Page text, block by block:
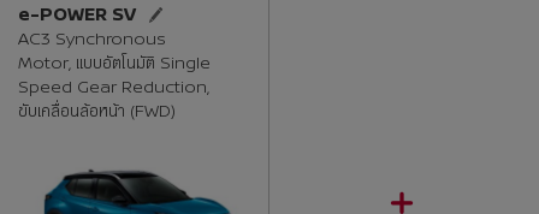
e-POWER SV
AC3 Synchronous
Motor, แบบอัตโนมัติ Single
Speed Gear Reduction,
ขับเคลื่อนล้อหน้า (FWD)